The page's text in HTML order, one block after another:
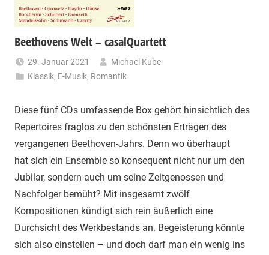
Beethovens Welt – casalQuartett
29. Januar 2021
Michael Kube
Klassik, E-Musik, Romantik
Diese fünf CDs umfassende Box gehört hinsichtlich des
Repertoires fraglos zu den schönsten Erträgen des
vergangenen Beethoven-Jahrs. Denn wo überhaupt
hat sich ein Ensemble so konsequent nicht nur um den
Jubilar, sondern auch um seine Zeitgenossen und
Nachfolger bemüht? Mit insgesamt zwölf
Kompositionen kündigt sich rein äußerlich eine
Durchsicht des Werkbestands an. Begeisterung könnte
sich also einstellen – und doch darf man ein wenig ins